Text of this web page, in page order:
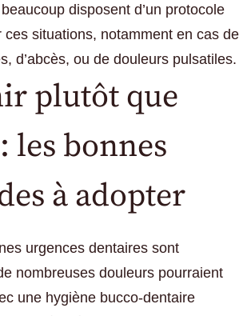
disposent d’un protocole
ces situations, notamment en cas de
d’abcès, ou de douleurs pulsatiles.
plutôt que
les bonnes
à adopter
urgences dentaires sont
nombreuses douleurs pourraient
une hygiène bucco-dentaire